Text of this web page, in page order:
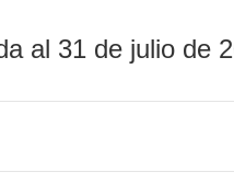
al 31 de julio de